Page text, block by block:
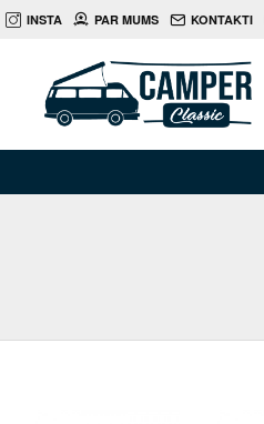
INSTA PAR MUMS KONTAKTI